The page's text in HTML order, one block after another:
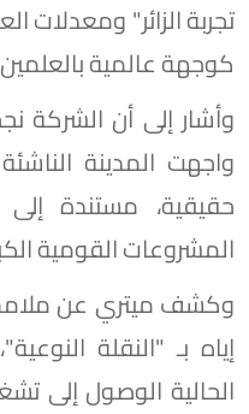
تجربة الزائر" ومعدلات
كوجهة عالمية
وأشار إلى أن الشركة
واجهت المدينة
حقيقية، مستندة إلى
المشروعات القومية
إياه بـ "النقلة